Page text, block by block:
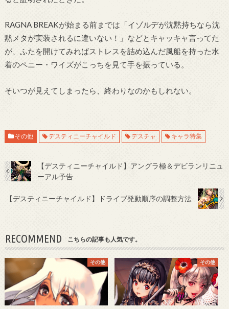
RAGNA BREAKが始まる前までは「イゾルデが沈黙持ちなら沈
黙メタが実装されるに違いない！」などとキャッキャ言ってた
が、ふたを開けてみればストレスを詰め込んだ風船を持った水
着のペニー・ワイズがこっちを見て手を振っている。
そいつが見えてしまったら、終わりなのかもしれない。
その他 デスティニーチャイルド デスチャ キャラ特集
【デスティニーチャイルド】アングラ極＆デビランリニュ
ーアル予告
【デスティニーチャイルド】ドライブ発動順序の調整方法
RECOMMEND こちらの記事も人気です。
その他 その他